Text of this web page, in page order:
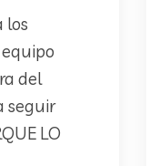
los
del
seguir
LO